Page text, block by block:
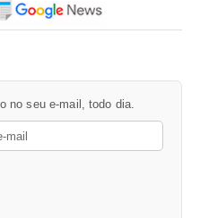
no seu e-mail, todo dia.